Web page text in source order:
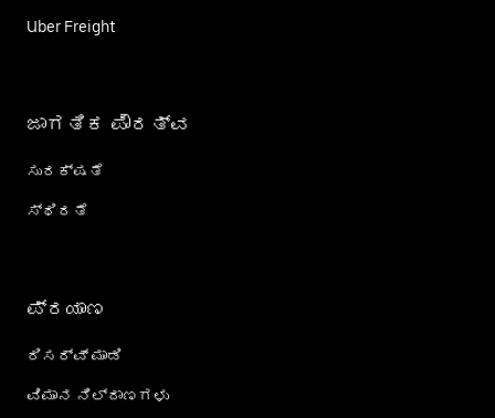
Uber Freight
ಜಾಗತಿಕ ಪೌರತ್ವ
ಸುರಕ್ಷತೆ
ಸ್ಥಿರತೆ
ಪ್ರಯಾಣ
ರಿಸರ್ವ್ ಮಾಡಿ
ವಿಮಾನ ನಿಲ್ದಾಣಗಳು